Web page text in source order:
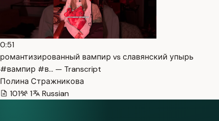
0:51
романтизированный вампир vs славянский упырь
#вампир #в… — Transcript
Полина Стражникова
101
1 Russian